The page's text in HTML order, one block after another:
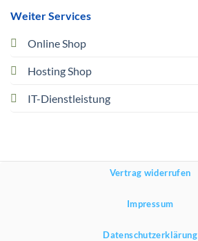
Weiter Services
Online Shop
Hosting Shop
IT-Dienstleistung
Vertrag widerrufen
Impressum
Datenschutzerklärung